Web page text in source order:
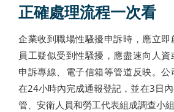
正確處理流程一次看
企業收到職場性騷擾申訴時，應立
員工疑似受到性騷擾，應盡速向人
申訴專線、電子信箱等管道反映。
在24小時內完成通報登記，並在3日
管、安衛人員和勞工代表組成調查小